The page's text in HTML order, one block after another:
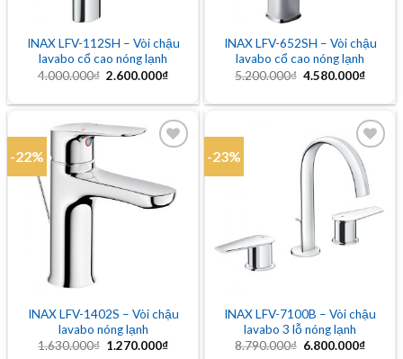
INAX LFV-112SH – Vòi chậu
lavabo cổ cao nóng lạnh
4.000.000₫ Giá
4.000.000₫.
2.600.000₫Giá
là:
2.600.000₫.
INAX LFV-652SH – Vòi chậu
lavabo cổ cao nóng lạnh
5.200.000₫ Giá
5.200.000₫.
4.580.000₫Giá
là:
-22%
Add to
wishlist
INAX LFV-1402S – Vòi chậu
lavabo nóng lạnh
1.630.000₫ Giá
1.270.000₫Giá
-23%
Add to
wishlist
INAX LFV-7100B – Vòi chậu
lavabo 3 lỗ nóng lạnh
8.790.000₫ Giá
6.800.000₫Giá